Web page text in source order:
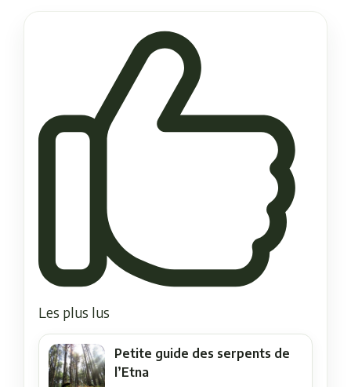
Les plus lus
Petite guide des serpents de
l’Etna